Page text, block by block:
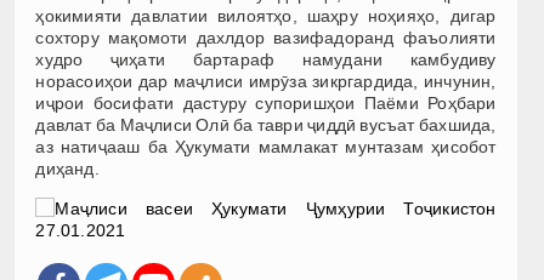
ҳокимияти давлатии вилоятҳо, шаҳру ноҳияҳо, дигар
сохтору мақомоти дахлдор вазифадоранд фаъолияти
худро ҷиҳати бартараф намудани камбудиву
норасоиҳои дар маҷлиси имрӯза зикргардида, инчунин,
иҷрои босифати дастуру супоришҳои Паёми Роҳбари
давлат ба Маҷлиси Олӣ ба таври ҷиддӣ вусъат бахшида,
аз натиҷааш ба Ҳукумати мамлакат мунтазам ҳисобот
диҳанд.